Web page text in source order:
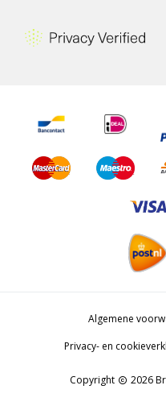
Algemene
Privacy- en
Copyright copyright 2026